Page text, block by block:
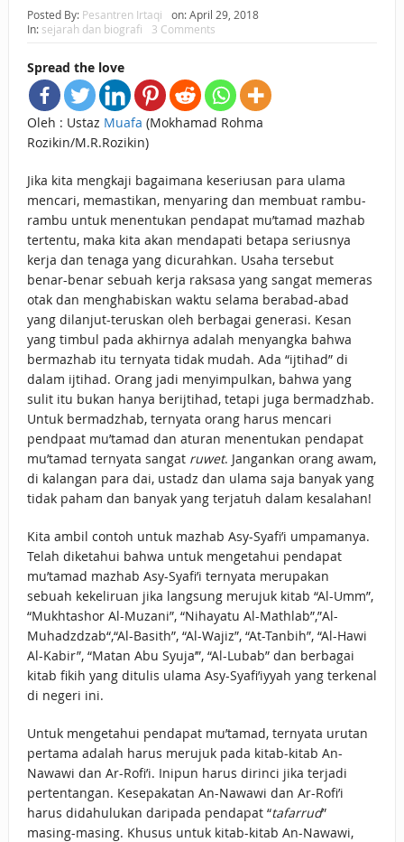
HUKUM MEMBAYAR ZAKAT KEPADA KERABAT SENDIRI
Posted By: Pesantren Irtaqi on:April 29, 2018
In: sejarah dan biografi 3 Comments
Spread the love
Oleh : Ustaz Muafa (Mokhamad Rohma
Rozikin/M.R.Rozikin)
Jika kita mengkaji bagaimana keseriusan para ulama
mencari, memastikan, menyaring dan membuat rambu-
rambu untuk menentukan pendapat mu’tamad mazhab
tertentu, maka kita akan mendapati betapa seriusnya
kerja dan tenaga yang dicurahkan. Usaha tersebut
benar-benar sebuah kerja raksasa yang sangat memeras
otak dan menghabiskan waktu selama berabad-abad
yang dilanjut-teruskan oleh berbagai generasi. Kesan
yang timbul pada akhirnya adalah menyangka bahwa
bermazhab itu ternyata tidak mudah. Ada “ijtihad” di
dalam ijtihad. Orang jadi menyimpulkan, bahwa yang
sulit itu bukan hanya berijtihad, tetapi juga bermadzhab.
Untuk bermadzhab, ternyata orang harus mencari
pendpaat mu’tamad dan aturan menentukan pendapat
mu’tamad ternyata sangat ruwet. Jangankan orang awam,
di kalangan para dai, ustadz dan ulama saja banyak yang
tidak paham dan banyak yang terjatuh dalam kesalahan!
Kita ambil contoh untuk mazhab Asy-Syafi’i umpamanya.
Telah diketahui bahwa untuk mengetahui pendapat
mu’tamad mazhab Asy-Syafi’i ternyata merupakan
sebuah kekeliruan jika langsung merujuk kitab “Al-Umm”,
“Mukhtashor Al-Muzani”, “Nihayatu Al-Mathlab”,”Al-
Muhadzdzab“,“Al-Basith”, “Al-Wajiz”, “At-Tanbih”, “Al-Hawi
Al-Kabir”, “Matan Abu Syuja’”, “Al-Lubab” dan berbagai
kitab fikih yang ditulis ulama Asy-Syafi’iyyah yang terkenal
di negeri ini.
Untuk mengetahui pendapat mu’tamad, ternyata urutan
pertama adalah harus merujuk pada kitab-kitab An-
Nawawi dan Ar-Rofi’i. Inipun harus dirinci jika terjadi
pertentangan. Kesepakatan An-Nawawi dan Ar-Rofi’i
harus didahulukan daripada pendapat “tafarrud”
masing-masing. Khusus untuk kitab-kitab An-Nawawi,